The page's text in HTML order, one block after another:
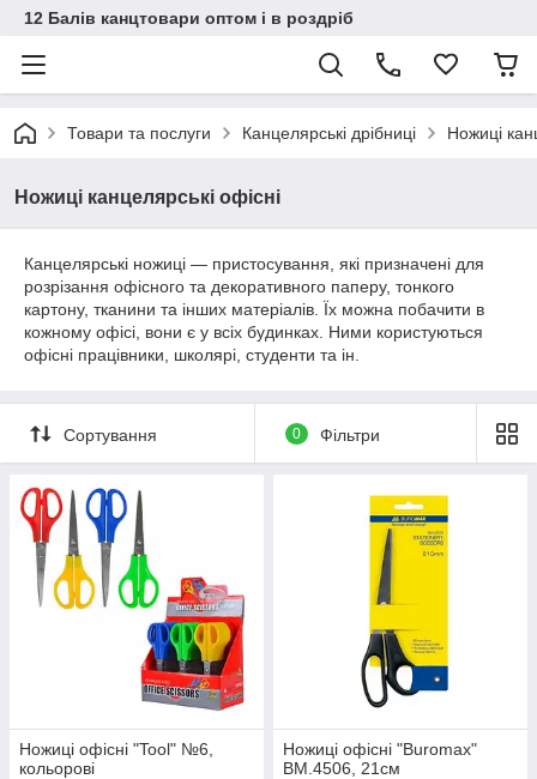
12 Балів канцтовари оптом і в роздріб
Товари та послуги Канцелярські дрібниці Ножиці
Ножиці канцелярські офісні
Канцелярські ножиці — пристосування, які призначені для
розрізання офісного та декоративного паперу, тонкого
картону, тканини та інших матеріалів. Їх можна побачити в
кожному офісі, вони є у всіх будинках. Ними користуються
офісні працівники, школярі, студенти та ін.
Сортування 0 Фільтри
Ножиці офісні "Tool" №6,
кольорові
Ножиці офісні "Buromax"
BM.4506, 21см